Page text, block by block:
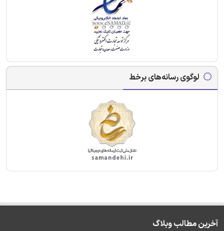
لوگوی رسانه‌های برخط
آخرین مطالب وبلاگ